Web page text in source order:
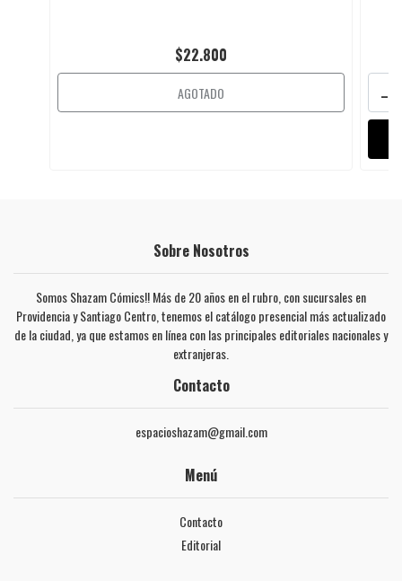
$22.800
AGOTADO -
Sobre Nosotros
Somos Shazam Cómics!! Más de 20 años en el rubro, con sucursales en
Providencia y Santiago Centro, tenemos el catálogo presencial más actualizado
de la ciudad, ya que estamos en línea con las principales editoriales nacionales y
extranjeras.
Contacto
espacioshazam@gmail.com
Menú
Contacto
Editorial